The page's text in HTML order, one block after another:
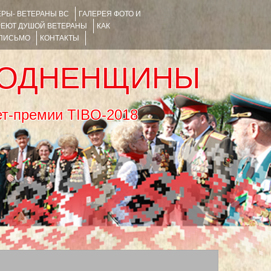
ВЕТЕРАНЫ ВС
ГАЛЕРЕЯ ФОТО И
ДУШОЙ ВЕТЕРАНЫ
КАК
КОНТАКТЫ
премии TIBO-2018